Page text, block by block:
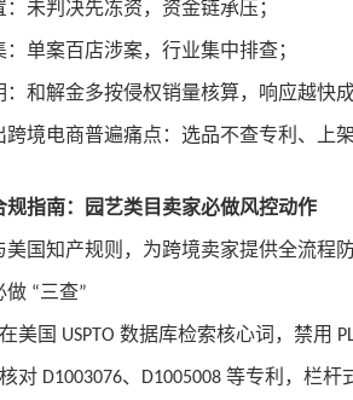
：未判决先冻资，资金链承压；
：单案百店涉案，行业集中排查；
：和解金多按侵权销量核算，响应越快
跨境电商普遍痛点：选品不查专利、上
规指南：园艺类目卖家必做风控动作
美国知产规则，为跨境卖家提供全流程防
做 “三查”
美国 USPTO 数据库检索核心词，禁用
对 D1003076、 D1005008 等专利，栏杆